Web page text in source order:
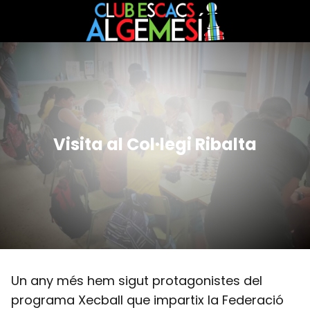
Visita al Col·legi Ribalta
Un any més hem sigut protagonistes del
programa Xecball que impartix la Federació